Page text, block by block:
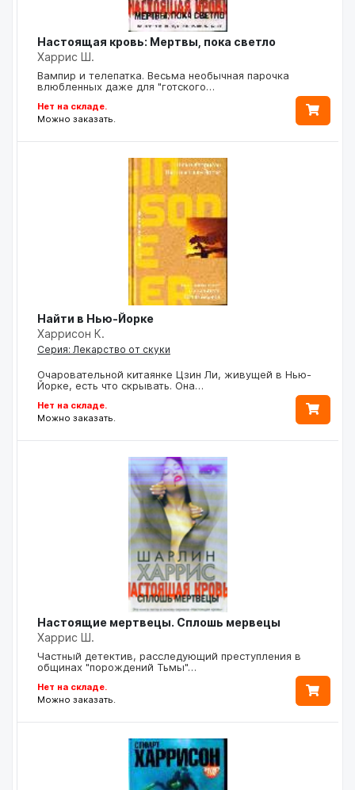
Настоящая кровь: Мертвы, пока светло
Харрис Ш.
Вампир и телепатка. Весьма необычная парочка
влюбленных даже для "готского…
Нет на складе.
Можно заказать.
Найти в Нью-Йорке
Харрисон К.
Серия: Лекарство от скуки
Очаровательной китаянке Цзин Ли, живущей в Нью-
Йорке, есть что скрывать. Она…
Нет на складе.
Можно заказать.
Настоящие мертвецы. Сплошь мервецы
Харрис Ш.
Частный детектив, расследующий преступления в
общинах "порождений Тьмы"…
Нет на складе.
Можно заказать.